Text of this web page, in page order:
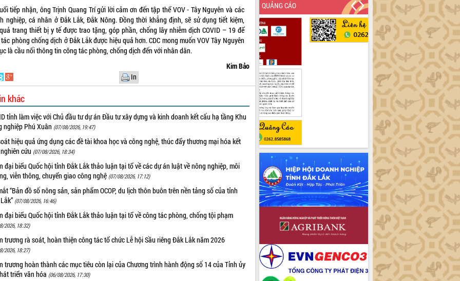
tiếp nhận, ông Trịnh Quang Trí gửi lời cảm ơn đến tập thể VOV - Tây Nguyên và các
nghiệp, cá nhân ở Đắk Lắk, Đắk Nông. Đồng thời khẳng định, sẽ sử dụng tiết kiệm,
trang thiết bị y tế được trao tặng, góp phần, chống lây nhiễm dịch COVID – 19 để
phòng chống dịch ở Đắk Lắk được hiệu quả hơn. CDC mong muốn VOV Tây Nguyên
là cầu nối thông tin công tác phòng, chống dịch đến với nhân dân.
Kim Bảo
In
khác
tỉnh làm việc với Chủ đầu tư dự án Đầu tư xây dựng và kinh doanh kết cấu hạ tầng Khu
nghiệp Phú Xuân (07/08/2026, 19:47)
hiệu quả ứng dụng các đề tài khoa học và công nghệ, thúc đẩy thương mại hóa kết
cứu (07/08/2026, 18:34)
đại biểu Quốc hội tỉnh Đắk Lắk thảo luận tại tổ về các dự án luật về nông nghiệp, môi
viễn thông, chuyển giao công nghệ (07/08/2026, 17:12)
“Bản đồ số nông sản, sản phẩm OCOP, du lịch thôn buôn trên nền tảng số của tỉnh
(07/08/2026, 16:46)
đại biểu Quốc hội tỉnh Đắk Lắk thảo luận tại tổ về công tác phòng, chống tội phạm
2026, 18:32)
trương rà soát, hoàn thiện công tác tổ chức Lễ hội Sầu riêng Đắk Lắk năm 2026
2026, 18:27)
trương hoàn thành các mục tiêu còn lại của Chương trình hành động số 14 của Tỉnh ủy
triển văn hóa (06/08/2026, 17:30)
QUẢNG CÁO